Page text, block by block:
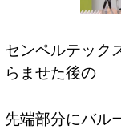
センペルテック
らませた後の
先端部分にバル